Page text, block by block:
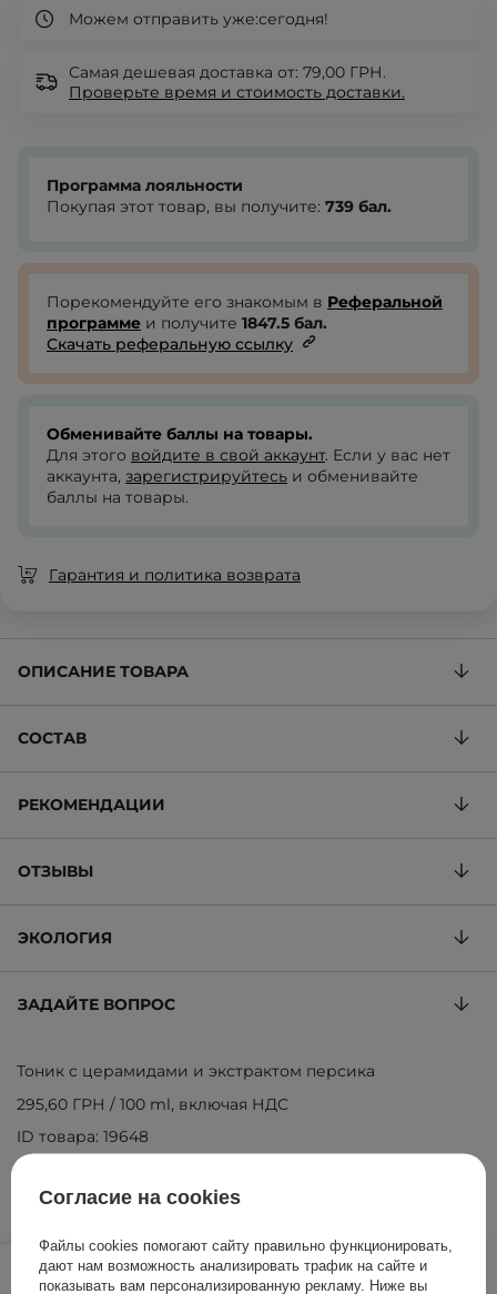
Можем отправить уже:сегодня!
Самая дешевая доставка от: 79,00 ГРН.
Проверьте время и стоимость доставки.
739,00 ГРН /шт.
Программа лояльности
Покупая этот товар, вы получите: 739 бал.
Порекомендуйте его знакомым в Реферальной
программе и получите 1847.5 бал.
Скачать реферальную ссылку
Обменивайте баллы на товары.
Для этого войдите в свой аккаунт. Если у вас нет
аккаунта, зарегистрируйтесь и обменивайте
баллы на товары.
Гарантия и политика возврата
ОПИСАНИЕ ТОВАРА
СОСТАВ
РЕКОМЕНДАЦИИ
ОТЗЫВЫ
ЭКОЛОГИЯ
ЗАДАЙТЕ ВОПРОС
Тоник с церамидами и экстрактом персика
295,60 ГРН / 100 ml, включая НДС
ID товара: 19648
Согласие на cookies
Файлы cookies помогают сайту правильно функционировать,
дают нам возможность анализировать трафик на сайте и
показывать вам персонализированную рекламу. Ниже вы